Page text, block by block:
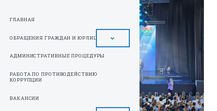
ГЛАВНАЯ
ОБРАЩЕНИЯ ГРАЖДАН И ЮРЛИЦ
АДМИНИСТРАТИВНЫЕ ПРОЦЕДУРЫ
РАБОТА ПО ПРОТИВОДЕЙСТВИЮ
КОРРУПЦИИ
ВАКАНСИИ